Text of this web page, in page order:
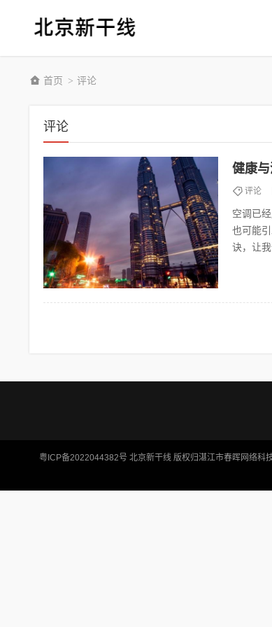
首页 > 评论
评论
健康
评论
空调已
也可能
诀，让
粤ICP备2022044382号 北京新干线 版权归湛江市春晖网络科